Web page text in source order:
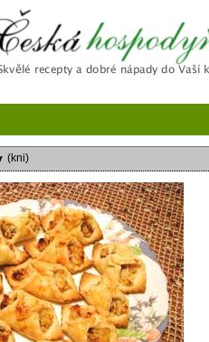
Česká hospodyňka
(kni)